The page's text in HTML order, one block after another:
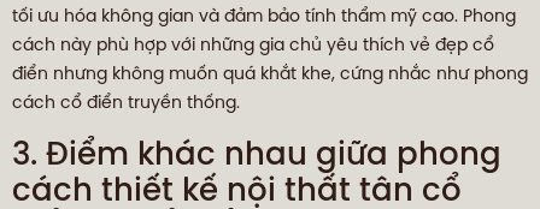
tối ưu hóa không gian và đảm bảo tính thẩm mỹ cao. Phong
cách này phù hợp với những gia chủ yêu thích vẻ đẹp cổ
điển nhưng không muốn quá khắt khe, cứng nhắc như phong
cách cổ điển truyền thống.
3. Điểm khác nhau giữa phong
cách thiết kế nội thất tân cổ